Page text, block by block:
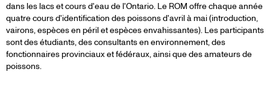
dans les lacs et cours d'eau de l'Ontario. Le ROM offre chaque année
quatre cours d'identification des poissons d'avril à mai (introduction,
vairons, espèces en péril et espèces envahissantes). Les participants
sont des étudiants, des consultants en environnement, des
fonctionnaires provinciaux et fédéraux, ainsi que des amateurs de
poissons.